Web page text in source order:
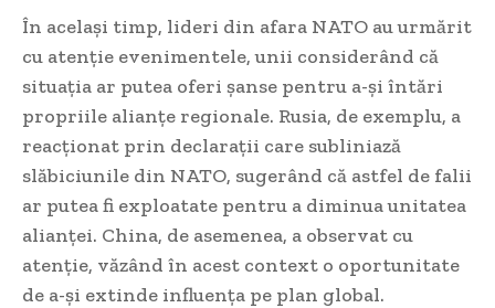
În același timp, lideri din afara NATO au urmărit
cu atenție evenimentele, unii considerând că
situația ar putea oferi șanse pentru a-și întări
propriile alianțe regionale. Rusia, de exemplu, a
reacționat prin declarații care subliniază
slăbiciunile din NATO, sugerând că astfel de falii
ar putea fi exploatate pentru a diminua unitatea
alianței. China, de asemenea, a observat cu
atenție, văzând în acest context o oportunitate
de a-și extinde influența pe plan global.